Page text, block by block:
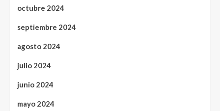
octubre 2024
septiembre 2024
agosto 2024
julio 2024
junio 2024
mayo 2024